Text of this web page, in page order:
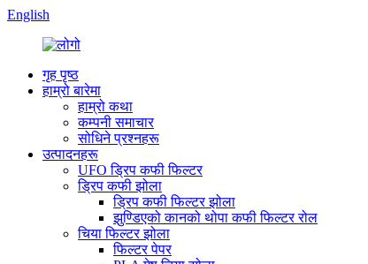
English
गृह पृष्ठ
हाम्रो बारेमा
हाम्रो कथा
कम्पनी समाचार
सोधिने प्रश्नहरू
उत्पादनहरू
UFO ड्रिप कफी फिल्टर
ड्रिप कफी झोला
ड्रिप कफी फिल्टर झोला
झुण्डिएको कानको थोपा कफी फिल्टर रोल
चिया फिल्टर झोला
फिल्टर पेपर